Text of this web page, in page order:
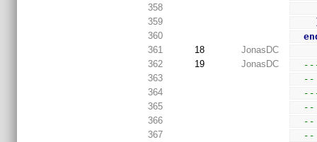
358
359
360
361
18
JonasDC
362
19 JonasDC
363
--
364
365
--
366
--
367